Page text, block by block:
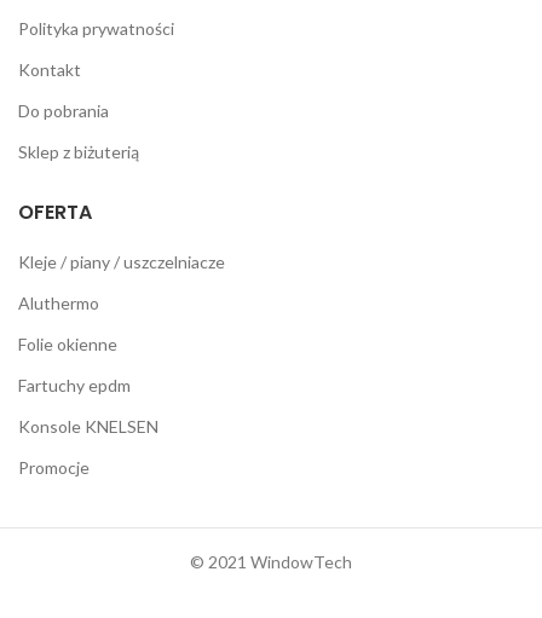
Polityka prywatności
Kontakt
Do pobrania
Sklep z biżuterią
OFERTA
Kleje / piany / uszczelniacze
Aluthermo
Folie okienne
Fartuchy epdm
Konsole KNELSEN
Promocje
© 2021 WindowTech